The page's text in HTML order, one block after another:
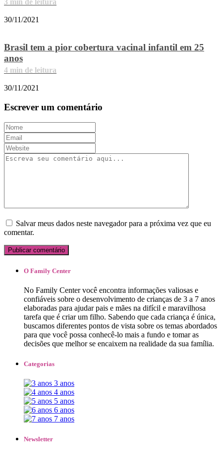
3 min de leitura
30/11/2021
Brasil tem a pior cobertura vacinal infantil em 25
anos
4 min de leitura
30/11/2021
Escrever um comentário
Salvar meus dados neste navegador para a próxima vez que eu
comentar.
O Family Center
No ​​​​Family Center ​você encontra informações valiosas e
confiáveis sobre o desenvolvimento de crianças de 3 a 7 anos
elaboradas para ajudar pais e mães na difícil e maravilhosa
tarefa que é criar um filho.​ ​Sabe​ndo ​que cada criança ​é única,
buscamos diferentes pontos de vista sobre ​os temas abordados
para que você possa conhecê-lo mais a fundo e tomar as
decisões que melhor se encaixem ​na realidade da sua família.
Categorias
3 anos
4 anos
5 anos
6 anos
7 anos
Newsletter